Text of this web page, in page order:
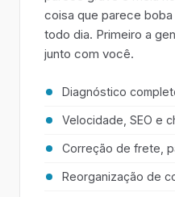
coisa que parece
todo dia. Primeiro a
junto com você.
Diagnóstico
Velocidade, SEO e
Correção de frete,
Reorganização de